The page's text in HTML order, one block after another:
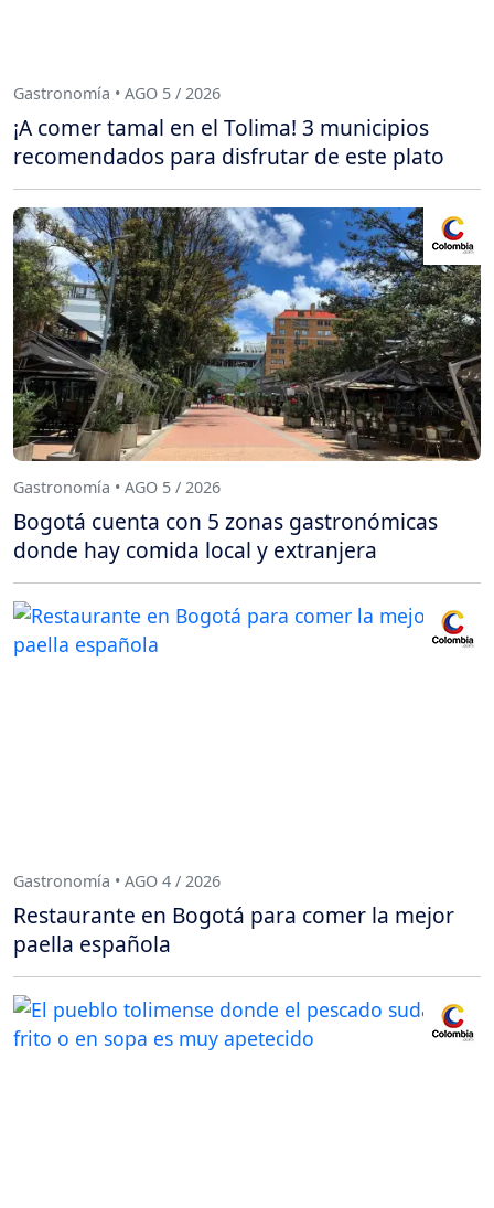
Gastronomía • AGO 5 / 2026
¡A comer tamal en el Tolima! 3 municipios
recomendados para disfrutar de este plato
Gastronomía • AGO 5 / 2026
Bogotá cuenta con 5 zonas gastronómicas
donde hay comida local y extranjera
Gastronomía • AGO 4 / 2026
Restaurante en Bogotá para comer la mejor
paella española